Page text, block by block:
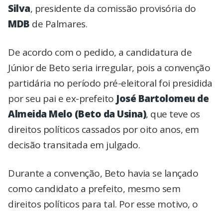
Silva, presidente da comissão provisória do
MDB de Palmares.
De acordo com o pedido, a candidatura de
Júnior de Beto seria irregular, pois a convenção
partidária no período pré-eleitoral foi presidida
por seu pai e ex-prefeito José Bartolomeu de
Almeida Melo (Beto da Usina), que teve os
direitos políticos cassados por oito anos, em
decisão transitada em julgado.
Durante a convenção, Beto havia se lançado
como candidato a prefeito, mesmo sem
direitos políticos para tal. Por esse motivo, o